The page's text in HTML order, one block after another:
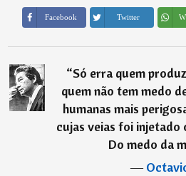
Facebook Twitter
“Só erra quem
quem não tem medo
humanas mais
cujas veias foi injetado
Do medo da
―